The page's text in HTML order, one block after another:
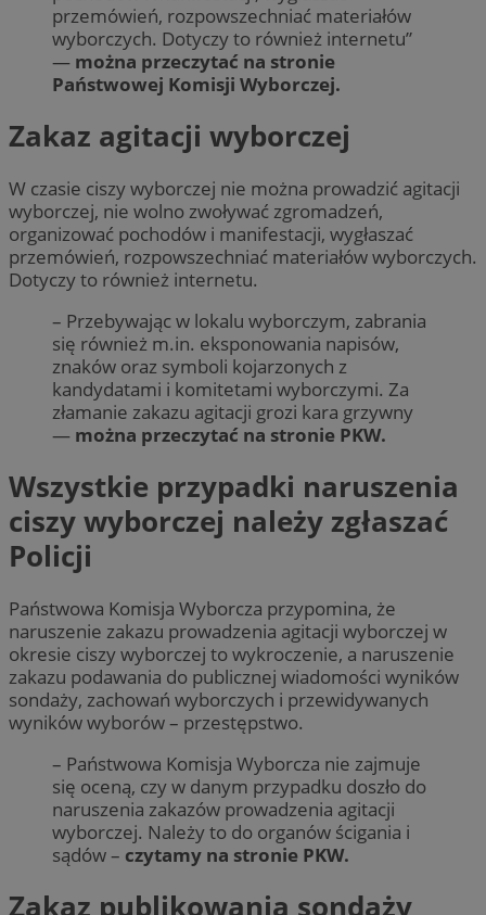
przemówień, rozpowszechniać materiałów
wyborczych. Dotyczy to również internetu”
— można przeczytać na stronie
Państwowej Komisji Wyborczej.
Zakaz agitacji wyborczej
W czasie ciszy wyborczej nie można prowadzić agitacji
wyborczej, nie wolno zwoływać zgromadzeń,
organizować pochodów i manifestacji, wygłaszać
przemówień, rozpowszechniać materiałów wyborczych.
Dotyczy to również internetu.
– Przebywając w lokalu wyborczym, zabrania
się również m.in. eksponowania napisów,
znaków oraz symboli kojarzonych z
kandydatami i komitetami wyborczymi. Za
złamanie zakazu agitacji grozi kara grzywny
— można przeczytać na stronie PKW.
Wszystkie przypadki naruszenia
ciszy wyborczej należy zgłaszać
Policji
Państwowa Komisja Wyborcza przypomina, że
naruszenie zakazu prowadzenia agitacji wyborczej w
okresie ciszy wyborczej to wykroczenie, a naruszenie
zakazu podawania do publicznej wiadomości wyników
sondaży, zachowań wyborczych i przewidywanych
wyników wyborów – przestępstwo.
– Państwowa Komisja Wyborcza nie zajmuje
się oceną, czy w danym przypadku doszło do
naruszenia zakazów prowadzenia agitacji
wyborczej. Należy to do organów ścigania i
sądów – czytamy na stronie PKW.
Zakaz publikowania sondaży